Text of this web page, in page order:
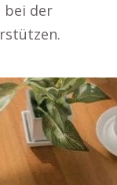
bei der